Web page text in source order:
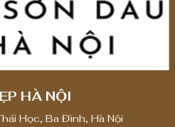
HÀ NỘI
Học, Ba Đình, Hà Nội